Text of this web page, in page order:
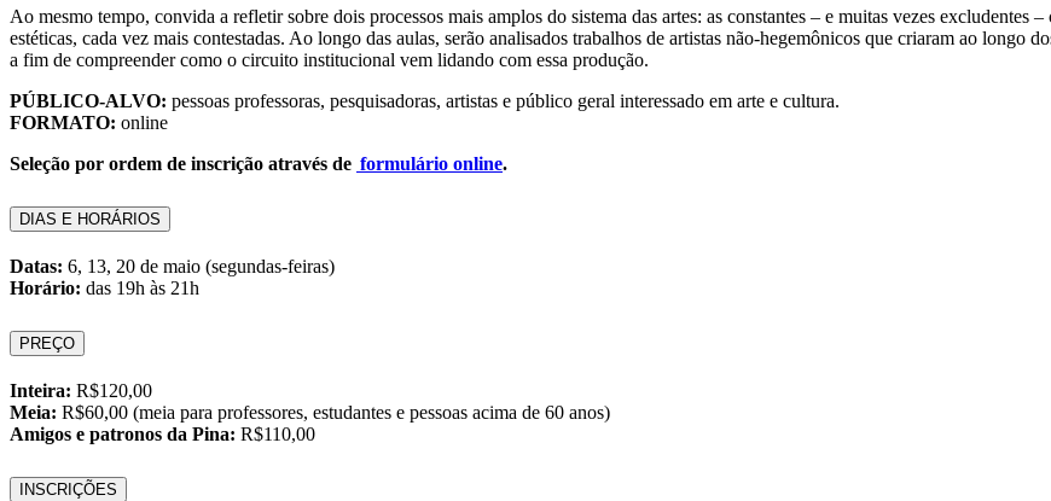
Ao mesmo tempo, convida a refletir sobre dois processos mais amplos do sistema das artes: as constantes – e muitas vezes excludentes
estéticas, cada vez mais contestadas. Ao longo das aulas, serão analisados trabalhos de artistas não-hegemônicos que criaram ao
a fim de compreender como o circuito institucional vem lidando com essa produção.
PÚBLICO-ALVO: pessoas professoras, pesquisadoras, artistas e público geral interessado em arte e cultura.
FORMATO: online
Seleção por ordem de inscrição através de formulário online.
DIAS E HORÁRIOS
Datas: 6, 13, 20 de maio (segundas-feiras)
Horário: das 19h às 21h
PREÇO
Inteira: R$120,00
Meia: R$60,00 (meia para professores, estudantes e pessoas acima de 60 anos)
Amigos e patronos da Pina: R$110,00
INSCRIÇÕES